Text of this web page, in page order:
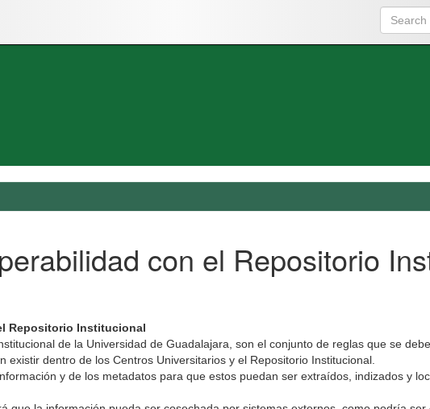
con el Repositorio
Repositorio Institucional
de la Universidad de Guadalajara, son el conjunto de reglas que se
dentro de los Centros Universitarios y el Repositorio Institucional.
y de los metadatos para que estos puedan ser extraídos, indizados y